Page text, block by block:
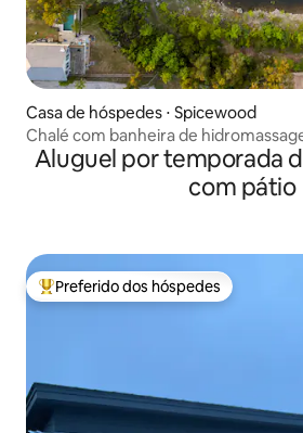
Casa de hóspedes ⋅ Spicewood
Chalé com banheira de
| Sauna + mergulho frio
Aluguel por temporada
com pátio
Entre os melhores preferidos dos
Preferido dos hóspedes